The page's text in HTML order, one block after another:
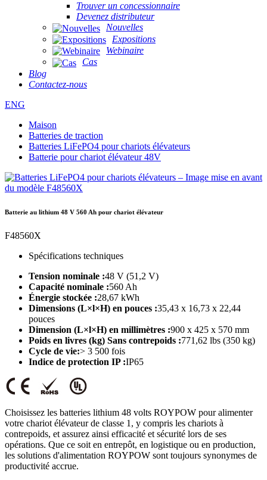
Trouver un concessionnaire
Devenez distributeur
Nouvelles
Expositions
Webinaire
Cas
Blog
Contactez-nous
ENG
Maison
Batteries de traction
Batteries LiFePO4 pour chariots élévateurs
Batterie pour chariot élévateur 48V
Batterie au lithium 48 V 560 Ah pour chariot élévateur
F48560X
Spécifications techniques
Tension nominale :48 V (51,2 V)
Capacité nominale :560 Ah
Énergie stockée :28,67 kWh
Dimensions (L×l×H) en pouces :35,43 x 16,73 x 22,44
pouces
Dimension (L×l×H) en millimètres :900 x 425 x 570 mm
Poids en livres (kg) Sans contrepoids :771,62 lbs (350 kg)
Cycle de vie:> 3 500 fois
Indice de protection IP :IP65
Choisissez les batteries lithium 48 volts ROYPOW pour alimenter
votre chariot élévateur de classe 1, y compris les chariots à
contrepoids, et assurez ainsi efficacité et sécurité lors de ses
opérations. Que ce soit en entrepôt, en logistique ou en production,
les solutions d'alimentation ROYPOW sont toujours synonymes de
productivité accrue.